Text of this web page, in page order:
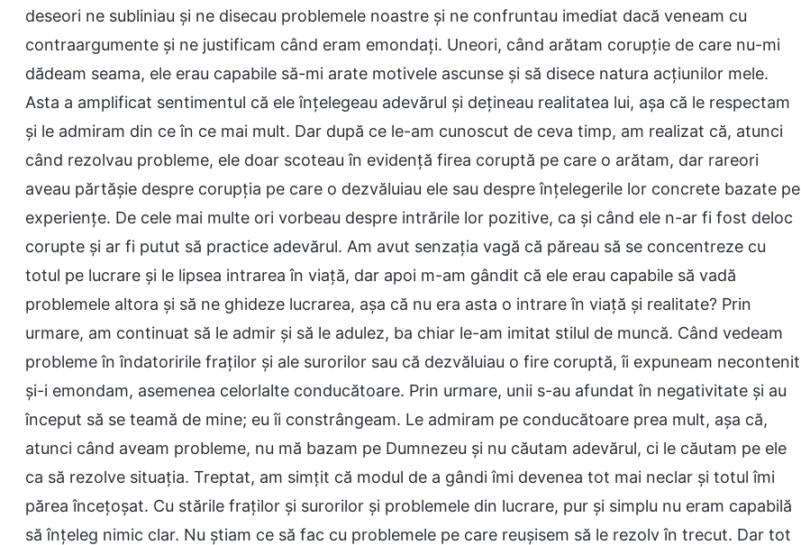
deseori ne subliniau și ne disecau problemele noastre și ne confruntau imediat dacă veneam cu
contraargumente și ne justificam când eram emondați. Uneori, când arătam corupție de care nu-mi
dădeam seama, ele erau capabile să-mi arate motivele ascunse și să disece natura acțiunilor mele.
Asta a amplificat sentimentul că ele înțelegeau adevărul și dețineau realitatea lui, așa că le respectam
și le admiram din ce în ce mai mult. Dar după ce le-am cunoscut de ceva timp, am realizat că, atunci
când rezolvau probleme, ele doar scoteau în evidență firea coruptă pe care o arătam, dar rareori
aveau părtășie despre corupția pe care o dezvăluiau ele sau despre înțelegerile lor concrete bazate pe
experiențe. De cele mai multe ori vorbeau despre intrările lor pozitive, ca și când ele n-ar fi fost deloc
corupte și ar fi putut să practice adevărul. Am avut senzația vagă că păreau să se concentreze cu
totul pe lucrare și le lipsea intrarea în viață, dar apoi m-am gândit că ele erau capabile să vadă
problemele altora și să ne ghideze lucrarea, așa că nu era asta o intrare în viață și realitate? Prin
urmare, am continuat să le admir și să le adulez, ba chiar le-am imitat stilul de muncă. Când vedeam
probleme în îndatoririle fraților și ale surorilor sau că dezvăluiau o fire coruptă, îi expuneam necontenit
și-i emondam, asemenea celorlalte conducătoare. Prin urmare, unii s-au afundat în negativitate și au
început să se teamă de mine; eu îi constrângeam. Le admiram pe conducătoare prea mult, așa că,
atunci când aveam probleme, nu mă bazam pe Dumnezeu și nu căutam adevărul, ci le căutam pe ele
ca să rezolve situația. Treptat, am simțit că modul de a gândi îmi devenea tot mai neclar și totul îmi
părea încețoșat. Cu stările fraților și surorilor și problemele din lucrare, pur și simplu nu eram capabilă
să înțeleg nimic clar. Nu știam ce să fac cu problemele pe care reușisem să le rezolv în trecut. Dar tot